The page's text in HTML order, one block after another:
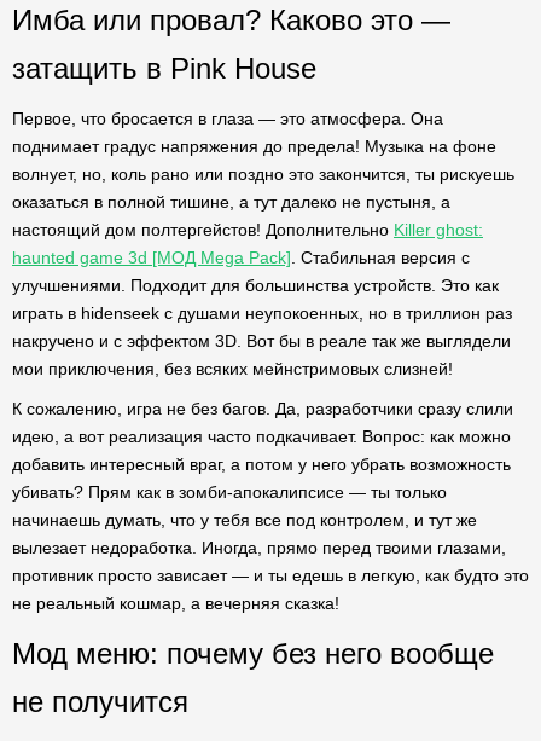
Имба или провал? Каково это —
затащить в Pink House
Первое, что бросается в глаза — это атмосфера. Она
поднимает градус напряжения до предела! Музыка на фоне
волнует, но, коль рано или поздно это закончится, ты рискуешь
оказаться в полной тишине, а тут далеко не пустыня, а
настоящий дом полтергейстов! Дополнительно Killer ghost:
haunted game 3d [МОД Mega Pack] . Стабильная версия с
улучшениями. Подходит для большинства устройств. Это как
играть в hidenseek с душами неупокоенных, но в триллион раз
накручено и с эффектом 3D. Вот бы в реале так же выглядели
мои приключения, без всяких мейнстримовых слизней!
К сожалению, игра не без багов. Да, разработчики сразу слили
идею, а вот реализация часто подкачивает. Вопрос: как можно
добавить интересный враг, а потом у него убрать возможность
убивать? Прям как в зомби-апокалипсисе — ты только
начинаешь думать, что у тебя все под контролем, и тут же
вылезает недоработка. Иногда, прямо перед твоими глазами,
противник просто зависает — и ты едешь в легкую, как будто это
не реальный кошмар, а вечерняя сказка!
Мод меню: почему без него вообще
не получится